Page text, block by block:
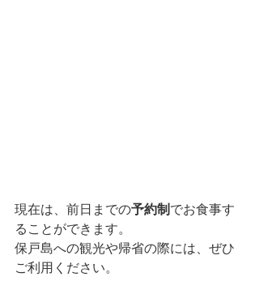
現在は、前日までの予約制 でお食事す
ることができます。
保戸島への観光や帰省の際には、ぜひ
ご利用ください。